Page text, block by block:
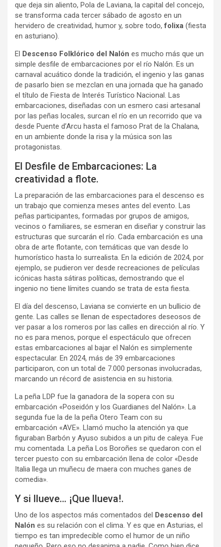
que deja sin aliento, Pola de Laviana, la capital del concejo,
se transforma cada tercer sábado de agosto en un
hervidero de creatividad, humor y, sobre todo,folixa (fiesta
en asturiano).
El Descenso Folklórico del Nalón es mucho más que un
simple desfile de embarcaciones por el río Nalón. Es un
carnaval acuático donde la tradición, el ingenio y las ganas
de pasarlo bien se mezclan en una jornada que ha ganado
el título de Fiesta de Interés Turístico Nacional. Las
embarcaciones, diseñadas con un esmero casi artesanal
por las peñas locales, surcan el río en un recorrido que va
desde Puente d’Arcu hasta el famoso Prat de la Chalana,
en un ambiente donde la risa y la música son las
protagonistas.
El Desfile de Embarcaciones: La
creatividad a flote.
La preparación de las embarcaciones para el descenso es
un trabajo que comienza meses antes del evento. Las
peñas participantes, formadas por grupos de amigos,
vecinos o familiares, se esmeran en diseñar y construir las
estructuras que surcarán el río. Cada embarcación es una
obra de arte flotante, con temáticas que van desde lo
humorístico hasta lo surrealista. En la edición de 2024, por
ejemplo, se pudieron ver desde recreaciones de películas
icónicas hasta sátiras políticas, demostrando que el
ingenio no tiene límites cuando se trata de esta fiesta.
El día del descenso, Laviana se convierte en un bullicio de
gente. Las calles se llenan de espectadores deseosos de
ver pasar a los romeros por las calles en dirección al río. Y
no es para menos, porque el espectáculo que ofrecen
estas embarcaciones al bajar el Nalón es simplemente
espectacular. En 2024, más de 39 embarcaciones
participaron, con un total de 7.000 personas involucradas,
marcando un récord de asistencia en su historia.
La peña LDP fue la ganadora de la sopera con su
embarcación «Poseidón y los Guardianes del Nalón». La
segunda fue la de la peña Otero Team con su
embarcación «AVE». Llamó mucho la atención ya que
figuraban Barbón y Ayuso subidos a un pitu de caleya. Fue
mu comentada. La peña Los Boroñes se quedaron con el
tercer puesto con su embarcación llena de color «Desde
Italia llega un muñecu de maera con muches ganes de
comedia».
Y si llueve… ¡Que llueva!.
Uno de los aspectos más comentados del Descenso del
Nalón es su relación con el clima. Y es que en Asturias, el
tiempo es tan impredecible como el humor de un niño